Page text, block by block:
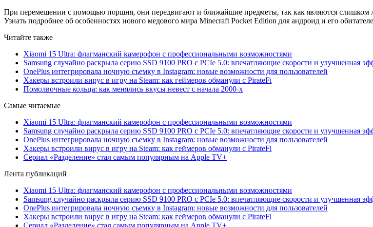
При перемещении с помощью поршня, они передвигают и ближайшие предметы, так как являются слишком
Узнать подробнее об особенностях нового медового мира Minecraft Pocket Edition для андроид и его
Читайте также
Xiaomi 15 Ultra: флагманский камерофон с профессиональными возможностями
Samsung случайно раскрыла серию SSD 9100 PRO с PCIe 5.0: впечатляющие скорости и улучшенная
OnePlus интегрировала ночную съемку в Instagram: новые возможности для пользователей
Хакеры встроили вирус в игру на Steam: как геймеров обманули с PirateFi
Помолвочные кольца: как менялись вкусы невест с начала 2000-х
Самые читаемые
Xiaomi 15 Ultra: флагманский камерофон с профессиональными возможностями
Samsung случайно раскрыла серию SSD 9100 PRO с PCIe 5.0: впечатляющие скорости и улучшенная
OnePlus интегрировала ночную съемку в Instagram: новые возможности для пользователей
Хакеры встроили вирус в игру на Steam: как геймеров обманули с PirateFi
Сериал «Разделение» стал самым популярным на Apple TV+
Лента публикаций
Xiaomi 15 Ultra: флагманский камерофон с профессиональными возможностями
Samsung случайно раскрыла серию SSD 9100 PRO с PCIe 5.0: впечатляющие скорости и улучшенная
OnePlus интегрировала ночную съемку в Instagram: новые возможности для пользователей
Хакеры встроили вирус в игру на Steam: как геймеров обманули с PirateFi
Сериал «Разделение» стал самым популярным на Apple TV+